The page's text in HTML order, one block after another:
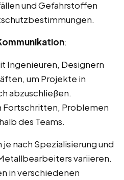
und Gefahrstoffen
:
Ingenieuren, Designern
um Projekte in
abzuschließen.
Fortschritten, Problemen
des Teams.
nach Spezialisierung und
variieren.
in verschiedenen